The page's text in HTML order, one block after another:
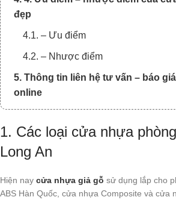
đẹp
4.1. – Ưu điểm
4.2. – Nhược điểm
5. Thông tin liên hệ tư vấn – báo
online
1. Các loại cửa nhựa
Long An
Hiện nay cửa nhựa giả gỗ sử dụng lắp cho
ABS Hàn Quốc, cửa nhựa Composite và cửa